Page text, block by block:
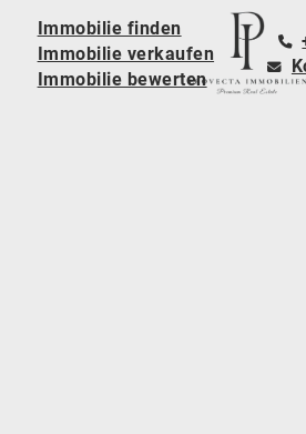
Immobilie finden
Immobilie verkaufen
Immobilie bewerten